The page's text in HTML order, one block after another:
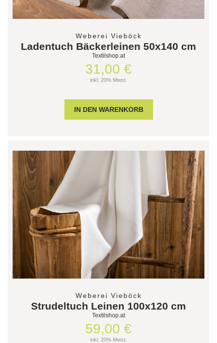
Weberei Vieböck
Ladentuch Bäckerleinen 50x140 cm
Textilshop.at
31,00 €
inkl. 20% Mwst.
Weberei Vieböck
Strudeltuch Leinen 100x120 cm
Textilshop.at
59,00 €
inkl. 20% Mwst.